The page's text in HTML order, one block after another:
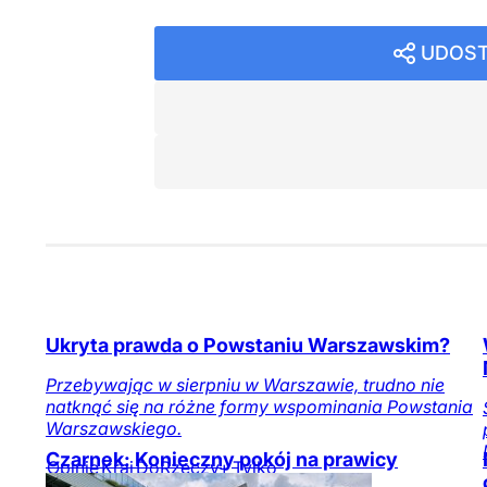
Ukryta prawda o Powstaniu Warszawskim?
Przebywając w sierpniu w Warszawie, trudno nie
natknąć się na różne formy wspominania Powstania
Warszawskiego.
OpinieKrajDoRzeczy+Tylko
Czarnek: Konieczny pokój na prawicy